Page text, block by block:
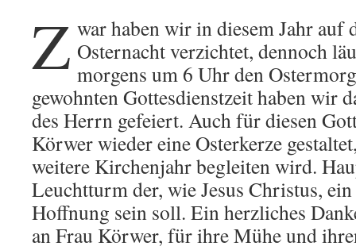
Z war haben wir in diesem Jahr auf
Osternacht verzichtet, dennoch
morgens um 6 Uhr den
gewohnten Gottesdienstzeit haben wir
des Herrn gefeiert. Auch für diesen
Körwer wieder eine Osterkerze
weitere Kirchenjahr begleiten wird.
Leuchtturm der, wie Jesus Christus,
Hoffnung sein soll. Ein herzliches
an Frau Körwer, für ihre Mühe und